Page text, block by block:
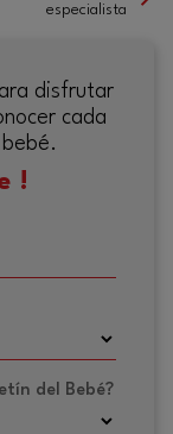
especialista
disfrutar
cada
del Bebé?